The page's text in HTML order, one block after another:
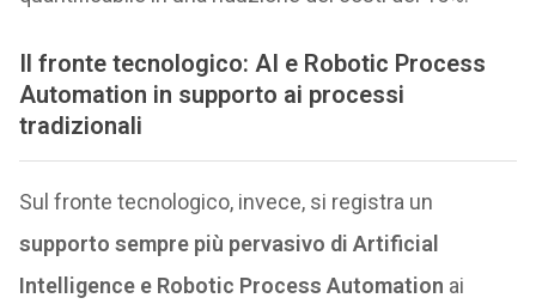
Il fronte tecnologico: AI e Robotic Process
Automation in supporto ai processi
tradizionali
Sul fronte tecnologico, invece, si registra un
supporto sempre più pervasivo di Artificial
Intelligence e Robotic Process Automation ai